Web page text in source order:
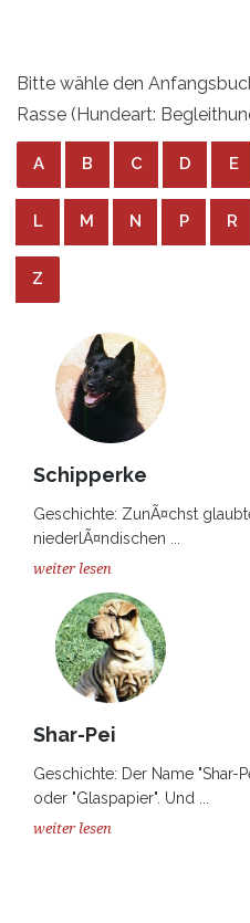
Bitte wähle den
Rasse (Hundeart:
A B C D E
L M N P R
Z
Schipperke
Geschichte: ZunÃ¤chst
niederlÃ¤ndischen ...
weiter lesen
Shar-Pei
Geschichte: Der Name "Shar-
oder "Glaspapier". Und ...
weiter lesen